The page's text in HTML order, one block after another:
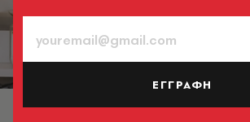
Θωμάς Δοξιάδης © Τάσος Ανέστης
ΕΓΓΡΑΦΗ